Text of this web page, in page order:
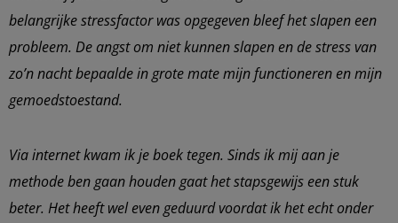
belangrijke stressfactor was opgegeven bleef het slapen een
probleem. De angst om niet kunnen slapen en de stress van
zo’n nacht bepaalde in grote mate mijn functioneren en mijn
gemoedstoestand.
Via internet kwam ik je boek tegen. Sinds ik mij aan je
methode ben gaan houden gaat het stapsgewijs een stuk
beter. Het heeft wel even geduurd voordat ik het echt onder